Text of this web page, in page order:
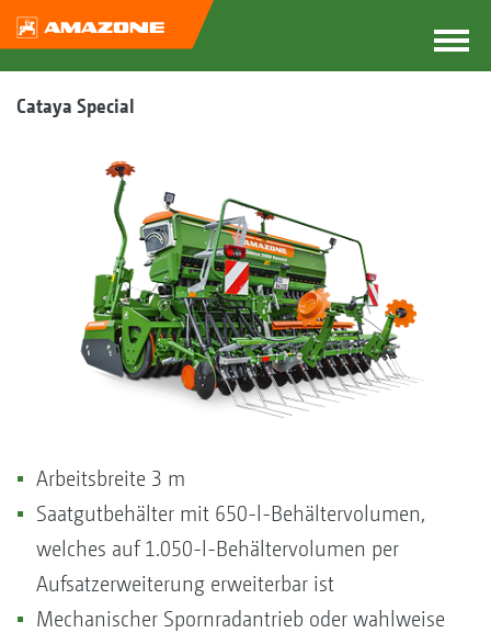
Cataya Special
Arbeitsbreite 3 m
Saatgutbehälter mit 650-l-Behältervolumen,
welches auf 1.050-l-Behältervolumen per
Aufsatzerweiterung erweiterbar ist
Mechanischer Spornradantrieb oder wahlweise